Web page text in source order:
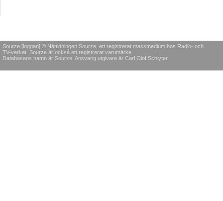
Sourze [loggan] © Nättidningen Sourze, ett registrerat massmedium hos Radio- och
TV-verket. Sourze är också ett registrerat varumärke.
Databasens namn är Sourze. Ansvarig utgivare är Carl Olof Schlyter.